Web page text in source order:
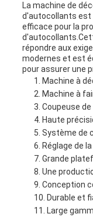
SITE
POLITIQUE
La machine de
d'autocollants est
efficace pour la
répondre aux
modernes et est
pour assurer une
Machine à
Machine à
Coupeuse
Haute
Système de
Réglage de
Grande
Une
Conception
Durable et
Large